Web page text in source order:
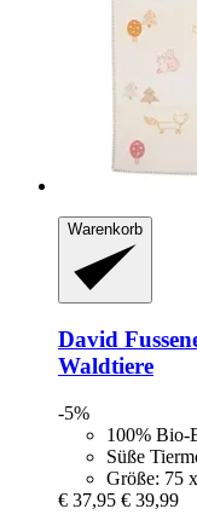
Warenkorb
David
Waldtiere
-5%
100% Bio-
Süße
Größe: 75
€ 37,95 € 39,99